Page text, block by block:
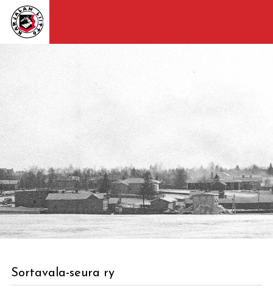
Sortavala-seura ry